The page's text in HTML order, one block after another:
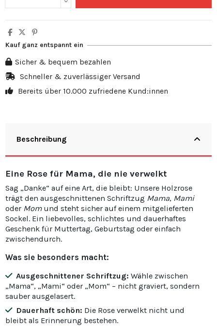
Kauf ganz entspannt ein
Sicher & bequem bezahlen
Schneller & zuverlässiger Versand
Bereits über 10.000 zufriedene Kund:innen
Beschreibung
Eine Rose für Mama, die nie verwelkt
Sag „Danke“ auf eine Art, die bleibt: Unsere Holzrose
trägt den ausgeschnittenen Schriftzug Mama, Mami
oder Momund steht sicher auf einem mitgelieferten
Sockel. Ein liebevolles, schlichtes und dauerhaftes
Geschenk für Muttertag, Geburtstag oder einfach
zwischendurch.
Was sie besonders macht:
Ausgeschnittener Schriftzug: Wähle zwischen
„Mama“, „Mami“ oder „Mom“ – nicht graviert, sondern
sauber ausgelasert.
Dauerhaft schön: Die Rose verwelkt nicht und
bleibt als Erinnerung bestehen.